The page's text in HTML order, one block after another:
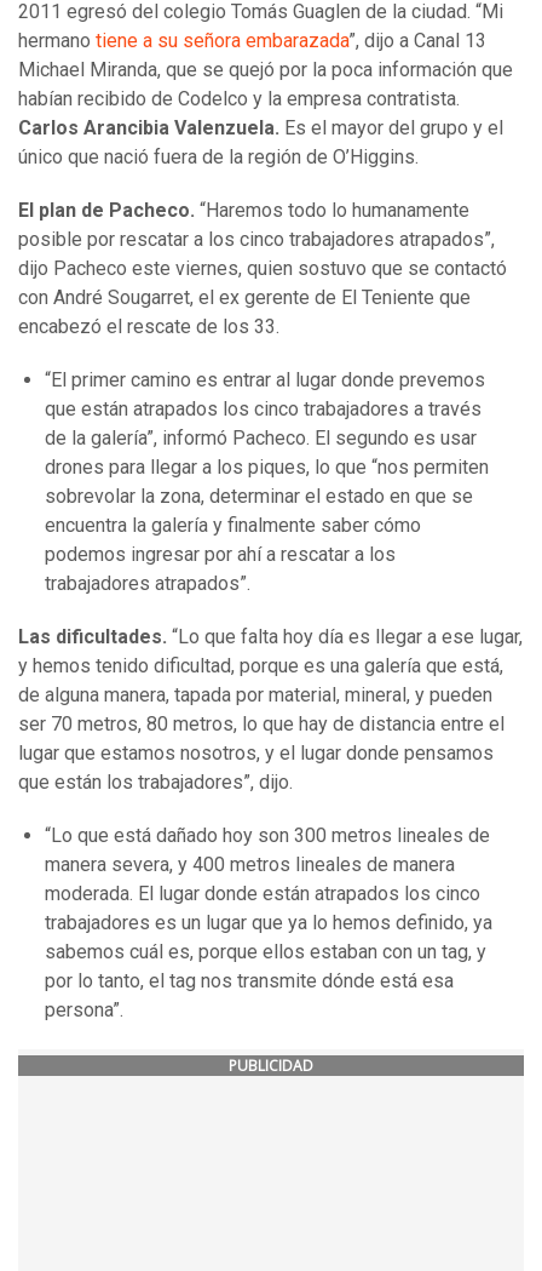
2011 egresó del colegio Tomás Guaglen de la ciudad. “Mi
hermano tiene a su señora embarazada”, dijo a Canal 13
Michael Miranda, que se quejó por la poca información que
habían recibido de Codelco y la empresa contratista.
Carlos Arancibia Valenzuela. Es el mayor del grupo y el
único que nació fuera de la región de O’Higgins.
El plan de Pacheco. “Haremos todo lo humanamente
posible por rescatar a los cinco trabajadores atrapados”,
dijo Pacheco este viernes, quien sostuvo que se contactó
con André Sougarret, el ex gerente de El Teniente que
encabezó el rescate de los 33.
“El primer camino es entrar al lugar donde prevemos
que están atrapados los cinco trabajadores a través
de la galería”, informó Pacheco. El segundo es usar
drones para llegar a los piques, lo que “nos permiten
sobrevolar la zona, determinar el estado en que se
encuentra la galería y finalmente saber cómo
podemos ingresar por ahí a rescatar a los
trabajadores atrapados”.
Las dificultades. “Lo que falta hoy día es llegar a ese lugar,
y hemos tenido dificultad, porque es una galería que está,
de alguna manera, tapada por material, mineral, y pueden
ser 70 metros, 80 metros, lo que hay de distancia entre el
lugar que estamos nosotros, y el lugar donde pensamos
que están los trabajadores”, dijo.
“Lo que está dañado hoy son 300 metros lineales de
manera severa, y 400 metros lineales de manera
moderada. El lugar donde están atrapados los cinco
trabajadores es un lugar que ya lo hemos definido, ya
sabemos cuál es, porque ellos estaban con un tag, y
por lo tanto, el tag nos transmite dónde está esa
persona”.
PUBLICIDAD